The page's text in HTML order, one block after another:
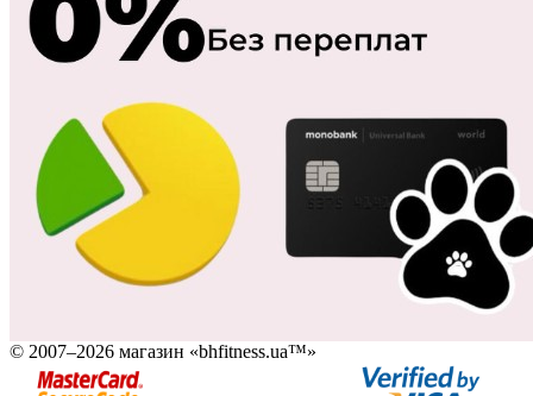
© 2007–2026 магазин «bhfitness.ua™»